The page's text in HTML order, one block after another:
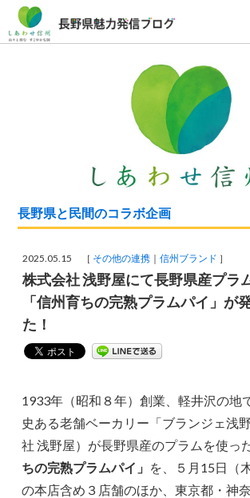
長野県と民間のコラボ企画
2025.05.15 ［ その他の連携 信州ブランド ］
株式会社 浅野屋にて長野県産プラ
「信州育ちの完熟プラムパイ」が
た！
1933年（昭和８年）創業、軽井沢の地
史ある老舗ベーカリー「ブランジェ浅
社 浅野屋）が長野県産のプラムを使っ
ちの完熟プラムパイ」 を、５月15日（
の本店含め３店舗のほか、東京都・神